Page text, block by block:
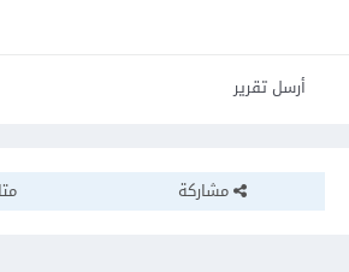
أرسل تقرير
مشاركة